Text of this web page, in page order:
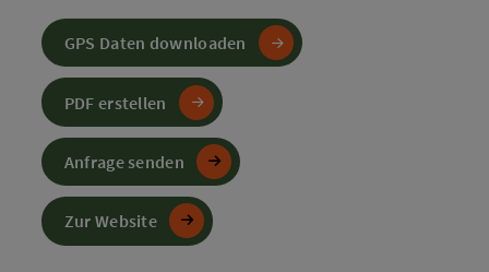
GPS Daten downloaden
PDF erstellen
Anfrage senden
Zur Website